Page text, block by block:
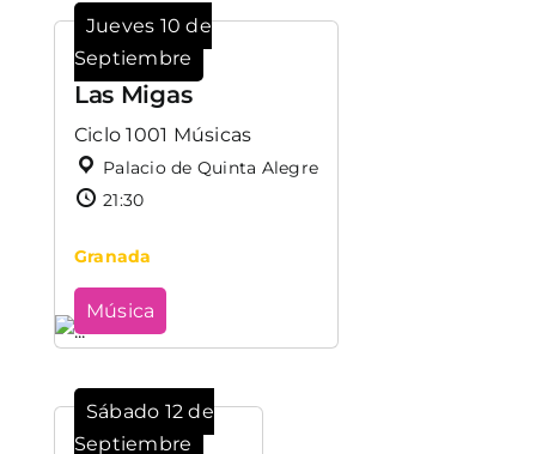
Jueves 10 de
Septiembre
Las Migas
Ciclo 1001 Músicas
Palacio de Quinta Alegre
21:30
Granada
Música
Sábado 12 de
Septiembre